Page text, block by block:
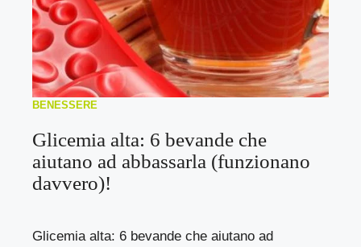
BENESSERE
Glicemia alta: 6 bevande che
aiutano ad abbassarla (funzionano
davvero)!
Glicemia alta: 6 bevande che aiutano ad